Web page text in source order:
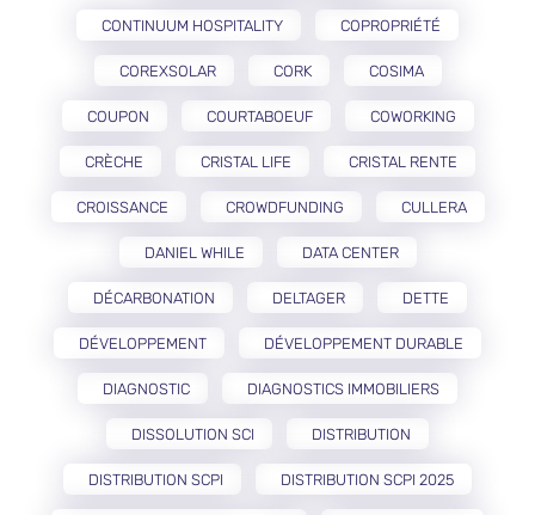
CONTINUUM HOSPITALITY COPROPRIÉTÉ
COREXSOLAR CORK COSIMA
COUPON COURTABOEUF COWORKING
CRÈCHE CRISTAL LIFE CRISTAL RENTE
CROISSANCE CROWDFUNDING CULLERA
DANIEL WHILE DATA CENTER
DÉCARBONATION DELTAGER DETTE
DÉVELOPPEMENT DÉVELOPPEMENT DURABLE
DIAGNOSTIC DIAGNOSTICS IMMOBILIERS
DISSOLUTION SCI DISTRIBUTION
DISTRIBUTION SCPI DISTRIBUTION SCPI 2025